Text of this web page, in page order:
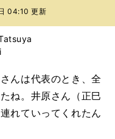
04:10 更新
んは代表のとき、全
ね。井原さん（正巳
れていってくれたん